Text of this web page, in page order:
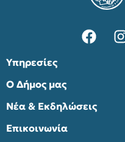
Υπηρεσίες
Ο Δήμος μας
Νέα & Εκδηλώσεις
Επικοινωνία